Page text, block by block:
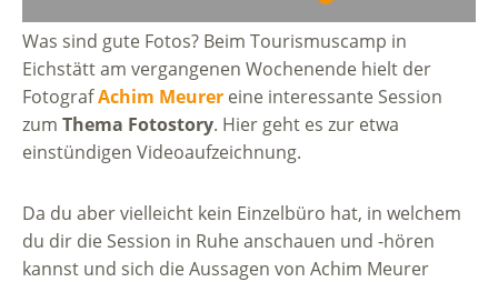
Was sind gute Fotos? Beim Tourismuscamp in
Eichstätt am vergangenen Wochenende hielt der
FotografAchim Meurer eine interessante Session
zum Thema Fotostory. Hier geht es zur etwa
einstündigen Videoaufzeichnung.
Da du aber vielleicht kein Einzelbüro hat, in welchem
du dir die Session in Ruhe anschauen und -hören
kannst und sich die Aussagen von Achim Meurer